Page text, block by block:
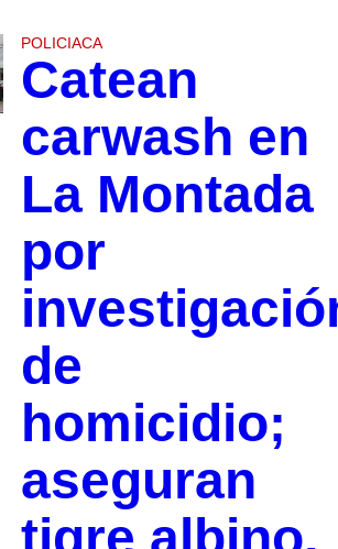
POLICIACA
Catean
carwash en
La Montada
por
de
homicidio;
aseguran
tigre albino,